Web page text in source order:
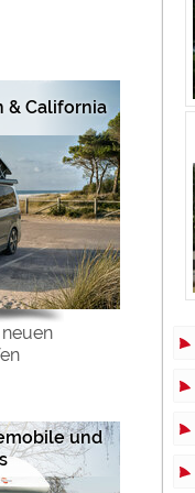
& California
und